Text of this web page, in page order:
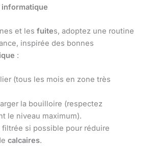
et les fuites, adoptez une routine
inspirée des bonnes
:
(tous les mois en zone très
la bouilloire (respectez
le niveau maximum).
filtrée si possible pour réduire
calcaires.